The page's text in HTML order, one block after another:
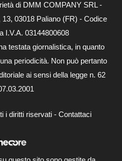
di DMM COMPANY SRL -
03018 Paliano (FR) - Codice
I.V.A. 03144800608
testata giornalistica, in quanto
periodicità. Non può pertanto
ai sensi della legge n. 62
i diritti riservati - Contattaci